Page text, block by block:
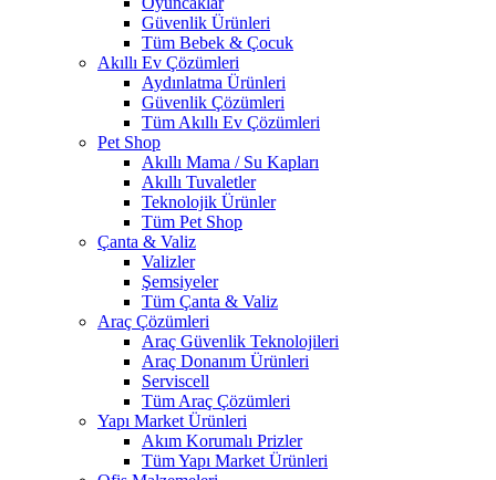
Güvenlik Ürünleri
Tüm Bebek & Çocuk
Akıllı Ev Çözümleri
Aydınlatma Ürünleri
Güvenlik Çözümleri
Tüm Akıllı Ev Çözümleri
Pet Shop
Akıllı Mama / Su Kapları
Akıllı Tuvaletler
Teknolojik Ürünler
Tüm Pet Shop
Çanta & Valiz
Valizler
Şemsiyeler
Tüm Çanta & Valiz
Araç Çözümleri
Araç Güvenlik Teknolojileri
Araç Donanım Ürünleri
Serviscell
Tüm Araç Çözümleri
Yapı Market Ürünleri
Akım Korumalı Prizler
Tüm Yapı Market Ürünleri